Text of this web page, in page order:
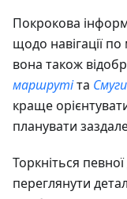
Покрокова
щодо навігації
вона також
маршрутіта Смуги
краще
планувати
Торкніться
переглянути